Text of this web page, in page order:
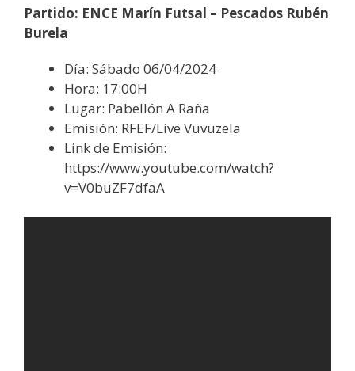
Partido: ENCE Marín Futsal – Pescados Rubén
Burela
Día: Sábado 06/04/2024
Hora: 17:00H
Lugar: Pabellón A Raña
Emisión: RFEF/Live Vuvuzela
Link de Emisión:
https://www.youtube.com/watch?
v=V0buZF7dfaA